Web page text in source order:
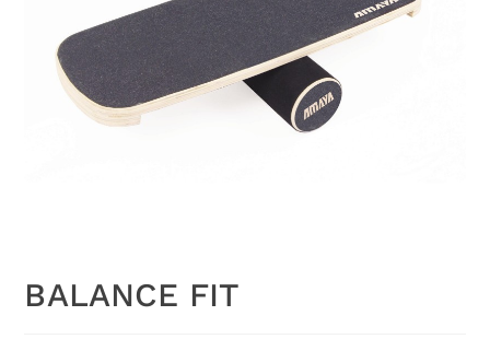
BALANCE FIT